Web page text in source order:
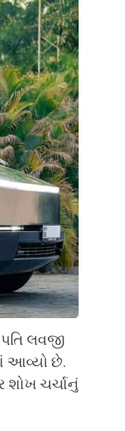
લવજી
આવ્યો છે.
ચર્ચાનું